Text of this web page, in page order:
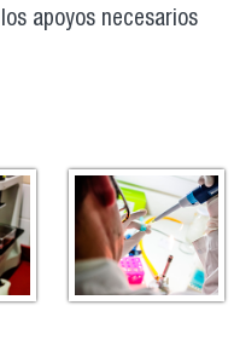
apoyos necesarios